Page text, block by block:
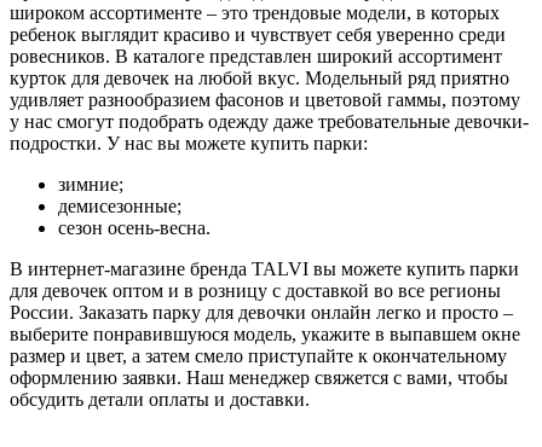
широком ассортименте – это трендовые модели, в которых
ребенок выглядит красиво и чувствует себя уверенно среди
ровесников. В каталоге представлен широкий ассортимент
курток для девочек на любой вкус. Модельный ряд приятно
удивляет разнообразием фасонов и цветовой гаммы, поэтому
у нас смогут подобрать одежду даже требовательные девочки-
подростки. У нас вы можете купить парки:
зимние;
демисезонные;
сезон осень-весна.
В интернет-магазине бренда TALVI вы можете купить парки
для девочек оптом и в розницу с доставкой во все регионы
России. Заказать парку для девочки онлайн легко и просто –
выберите понравившуюся модель, укажите в выпавшем окне
размер и цвет, а затем смело приступайте к окончательному
оформлению заявки. Наш менеджер свяжется с вами, чтобы
обсудить детали оплаты и доставки.